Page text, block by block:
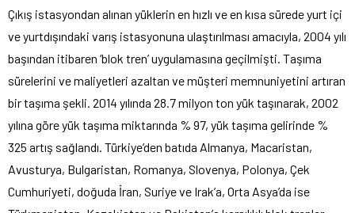
Çıkış istasyondan alınan yüklerin en hızlı ve en kısa sürede yurt içi
ve yurtdışındaki varış istasyonuna ulaştırılması amacıyla, 2004 yılı
başından itibaren ‘blok tren’ uygulamasına geçilmişti. Taşıma
sürelerini ve maliyetleri azaltan ve müşteri memnuniyetini artıran
bir taşıma şekli. 2014 yılında 28.7 milyon ton yük taşınarak, 2002
yılına göre yük taşıma miktarında % 97, yük taşıma gelirinde %
325 artış sağlandı. Türkiye’den batıda Almanya, Macaristan,
Avusturya, Bulgaristan, Romanya, Slovenya, Polonya, Çek
Cumhuriyeti, doğuda İran, Suriye ve Irak’a, Orta Asya’da ise